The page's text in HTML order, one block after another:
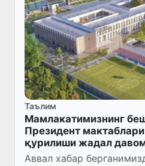
Таълим
Мамлакатимизнинг
Президент
қурилиши жадал
Aввал хабар